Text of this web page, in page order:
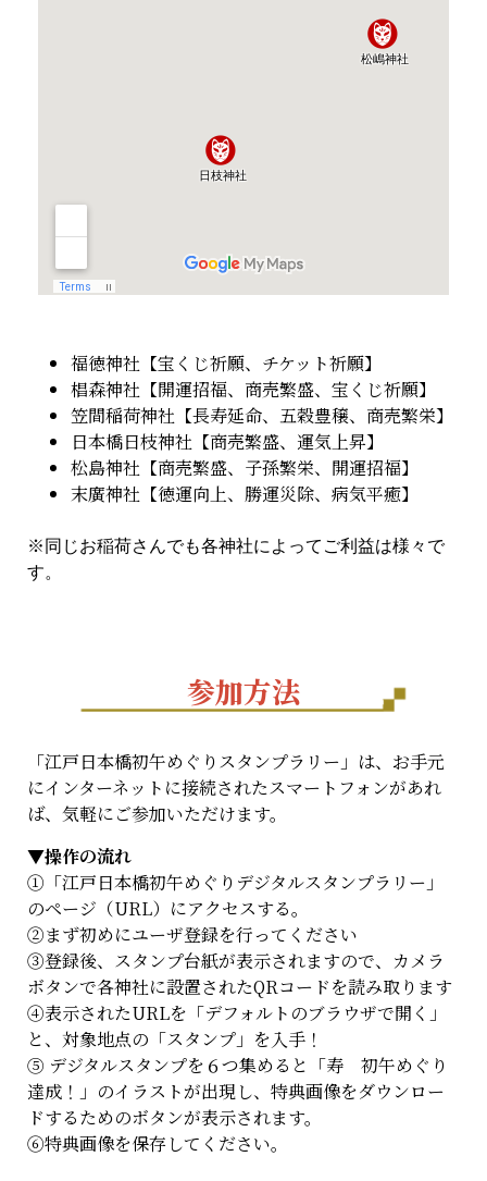
福徳神社【宝くじ祈願、チケット祈願】
椙森神社【開運招福、商売繁盛、宝くじ祈願】
笠間稲荷神社【長寿延命、五穀豊穣、商売繁栄】
日本橋日枝神社【商売繁盛、運気上昇】
松島神社【商売繁盛、子孫繁栄、開運招福】
末廣神社【徳運向上、勝運災除、病気平癒】
※同じお稲荷さんでも各神社によってご利益は様々で
す。
参加方法
「江戸日本橋初午めぐりスタンプラリー」は、お手元
にインターネットに接続されたスマートフォンがあれ
ば、気軽にご参加いただけます。
▼操作の流れ
①「江戸日本橋初午めぐりデジタルスタンプラリー」
のページ（URL）にアクセスする。
②まず初めにユーザ登録を行ってください
③登録後、スタンプ台紙が表示されますので、カメラ
ボタンで各神社に設置されたQRコードを読み取ります
④表示されたURLを「デフォルトのブラウザで開く」
と、対象地点の「スタンプ」を入手！
⑤ デジタルスタンプを６つ集めると「寿 初午めぐり
達成！」のイラストが出現し、特典画像をダウンロー
ドするためのボタンが表示されます。
⑥特典画像を保存してください。